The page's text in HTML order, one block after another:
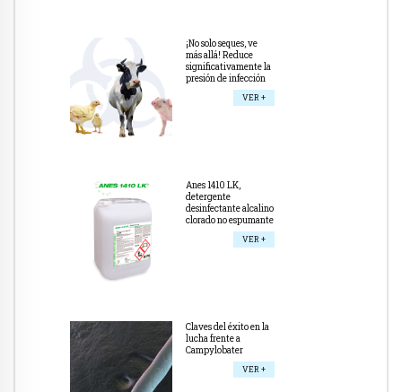
¡No solo seques, ve
más allá! Reduce
significativamente la
presión de infección
VER +
Anes 1410 LK,
detergente
desinfectante alcalino
clorado no espumante
VER +
Claves del éxito en la
lucha frente a
Campylobater
VER +